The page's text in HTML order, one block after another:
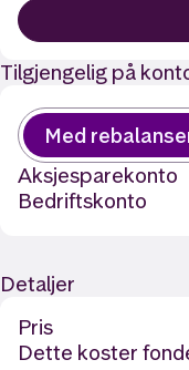
Tilgjengelig på
Med
Aksjesparekonto
Bedriftskonto
Detaljer
Pris
Dette koster